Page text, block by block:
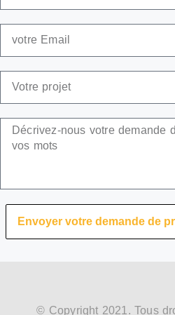
Envoyer votre demande de
© Copyright 2021. Tous